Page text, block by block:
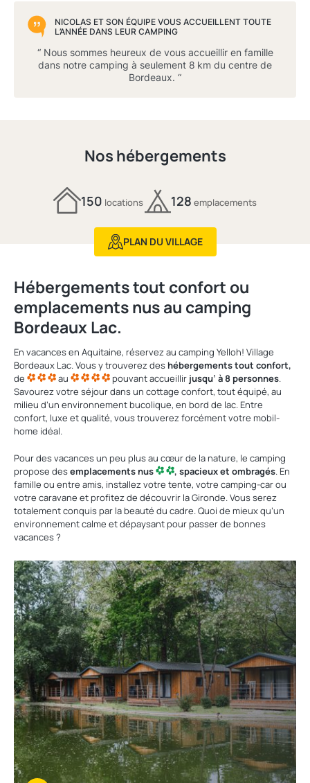
NICOLAS ET SON ÉQUIPE VOUS ACCUEILLENT TOUTE
L’ANNÉE DANS LEUR CAMPING
“ Nous sommes heureux de vous accueillir en famille
dans notre camping à seulement 8 km du centre de
Bordeaux. “
Nos hébergements
150 locations 128 emplacements
PLAN DU VILLAGE
Hébergements tout confort ou
emplacements nus au camping
Bordeaux Lac.
En vacances en Aquitaine, réservez au camping Yelloh! Village
Bordeaux Lac. Vous y trouverez des hébergements tout confort,
de
au pouvant accueillir jusqu’ à 8 personnes.
Savourez votre séjour dans un cottage confort, tout équipé, au
milieu d’un environnement bucolique, en bord de lac. Entre
confort, luxe et qualité, vous trouverez forcément votre mobil-
home idéal.
Pour des vacances un peu plus au cœur de la nature, le camping
propose desemplacements nus , spacieux et ombragés. En
famille ou entre amis, installez votre tente, votre camping-car ou
votre caravane et profitez de découvrir la Gironde. Vous serez
totalement conquis par la beauté du cadre. Quoi de mieux qu’un
environnement calme et dépaysant pour passer de bonnes
vacances ?
Découvrir
nos
locations